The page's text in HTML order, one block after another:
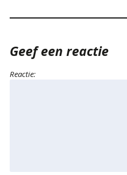
Geef een reactie
Reactie: